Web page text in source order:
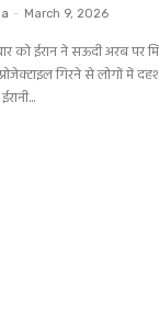
- March 9, 2026
को ईरान ने सऊदी अरब
गिरने से लोगों में